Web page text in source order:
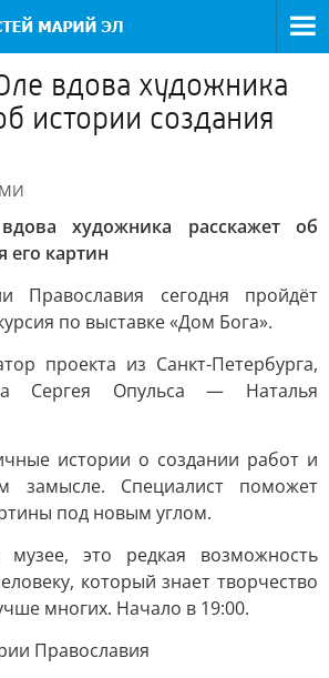
вдова художника
истории создания
художника расскажет об
его картин
Православия сегодня пройдёт
по выставке «Дом Бога».
проекта из Санкт-Петербурга,
Сергея Опульса — Наталья
истории о создании работ и
замысле. Специалист поможет
под новым углом.
это редкая возможность
который знает творчество
многих. Начало в 19:00.
Православия